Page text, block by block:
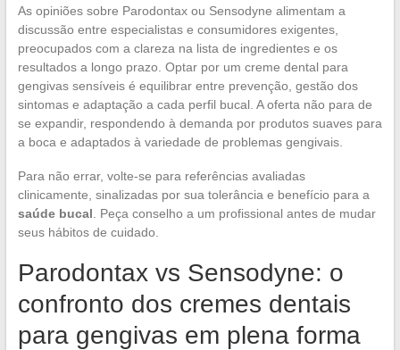
As opiniões sobre Parodontax ou Sensodyne alimentam a
discussão entre especialistas e consumidores exigentes,
preocupados com a clareza na lista de ingredientes e os
resultados a longo prazo. Optar por um creme dental para
gengivas sensíveis é equilibrar entre prevenção, gestão dos
sintomas e adaptação a cada perfil bucal. A oferta não para de
se expandir, respondendo à demanda por produtos suaves para
a boca e adaptados à variedade de problemas gengivais.
Para não errar, volte-se para referências avaliadas
clinicamente, sinalizadas por sua tolerância e benefício para a
saúde bucal . Peça conselho a um profissional antes de mudar
seus hábitos de cuidado.
Parodontax vs Sensodyne: o
confronto dos cremes dentais
para gengivas em plena forma